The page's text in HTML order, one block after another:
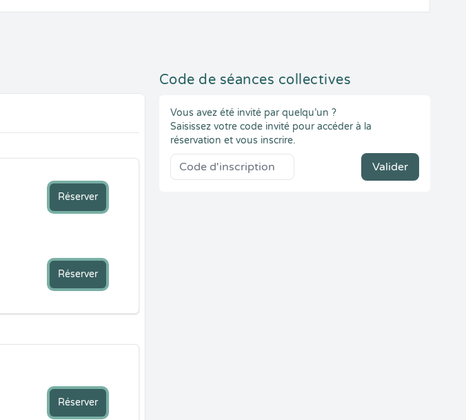
Réserver
Réserver
Réserver
Code de séances collectives
Vous avez été invité par quelqu’un ?
Saisissez votre code invité pour accéder à la
réservation et vous inscrire.
Valider